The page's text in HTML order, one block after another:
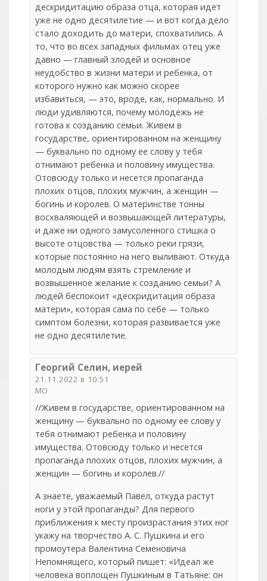
дескридитацию образа отца, которая идет
уже не одно десятилетие — и вот когда дело
стало доходить до матери, спохватились. А
то, что во всех западных фильмах отец уже
давно — главный злодей и основное
неудобство в жизни матери и ребенка, от
которого нужно как можно скорее
избавиться, — это, вроде, как, нормально. И
люди удивляются, почему молодежь не
готова к созданию семьи. Живем в
государстве, ориентированном на женщину
— буквально по одному ее слову у тебя
отнимают ребенка и половину имущества.
Отовсюду только и несется пропаганда
плохих отцов, плохих мужчин, а женщин —
богинь и королев. О материнстве тонны
восхваляющей и возвышающей литературы,
и даже ни одного замусоленного стишка о
высоте отцовства — только реки грязи,
которые постоянно на него выливают. Откуда
молодым людям взять стремление и
возвышенное желание к созданию семьи? А
людей беспокоит «дескридитация образа
матери», которая сама по себе — только
симптом болезни, которая развивается уже
не одно десятилетие.
Георгий Селин, иерей
21.11.2022 в 10:51
МО
//Живем в государстве, ориентированном на
женщину — буквально по одному ее слову у
тебя отнимают ребенка и половину
имущества. Отовсюду только и несется
пропаганда плохих отцов, плохих мужчин, а
женщин — богинь и королев.//
А знаете, уважаемый Павел, откуда растут
ноги у этой пропаганды? Для первого
приближения к месту произрастания этих ног
укажу на творчество А. С. Пушкина и его
промоутера Валентина Семеновича
Непомнящего, который пишет: «Идеал же
человека воплощен Пушкиным в Татьяне: он